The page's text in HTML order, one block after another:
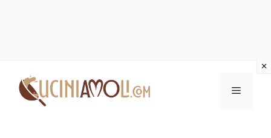
contenuto
Menu